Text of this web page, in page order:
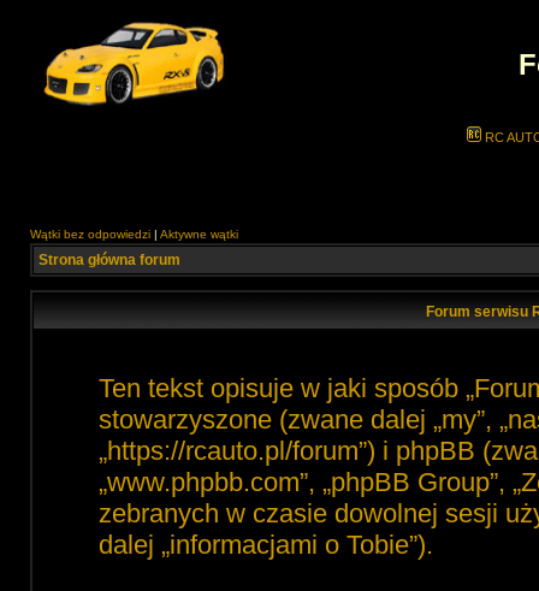
RC
Wątki bez odpowiedzi | Aktywne wątki
Strona główna forum
Forum serwisu
Ten tekst opisuje w jaki sposób
stowarzyszone (zwane dalej „my”,
„https://rcauto.pl/forum”) i phpBB
„www.phpbb.com”, „phpBB Group”,
zebranych w czasie dowolnej sesji
dalej „informacjami o Tobie”).